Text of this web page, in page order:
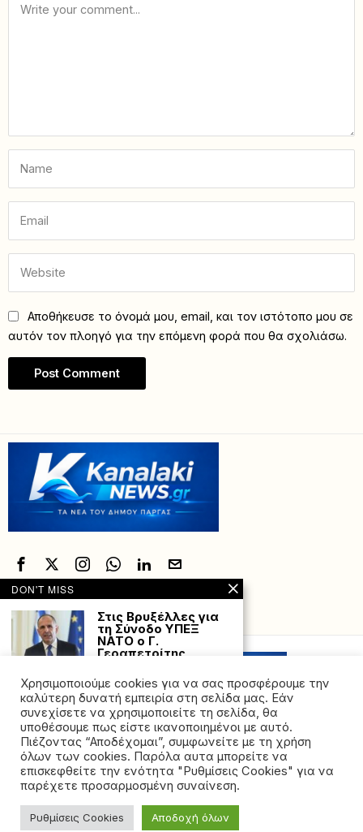
Αποθήκευσε το όνομά μου, email, και τον ιστότοπο μου σε
αυτόν τον πλοηγό για την επόμενη φορά που θα σχολιάσω.
Powered with by Hostville”)
©2026 - All rights reserved. Απαγορεύεται ρητά η
αναδημοσίευση χωρίς προηγούμενη έγγραφη άδεια
Χρησιμοποιούμε cookies για να σας προσφέρουμε την
καλύτερη δυνατή εμπειρία στη σελίδα μας. Εάν
συνεχίσετε να χρησιμοποιείτε τη σελίδα, θα
υποθέσουμε πως είστε ικανοποιημένοι με αυτό.
Πιέζοντας “Αποδέχομαι”, συμφωνείτε με τη χρήση
όλων των cookies. Παρόλα αυτα μπορείτε να
επισκεφθείτε την ενότητα "Ρυθμίσεις Cookies" για να
παρέχετε προσαρμοσμένη συναίνεση.
Ρυθμίσεις Cookies Αποδοχή όλων
DON'T MISS
Στις Βρυξέλλες για
τη Σύνοδο ΥΠΕΞ
ΝΑΤΟ ο Γ.
Γεραπετρίτης
Εξωτερικών των κρατών
μελών του ΝΑΤΟ,
Σ. Λαβρόφ: Η
κυριαρχία της Δύσης
κράτησε 500 χρόνια
και φτάνει στο
τέλος της
«Η κυριαρχία της Δύσης,
χρόνια, φτάνει